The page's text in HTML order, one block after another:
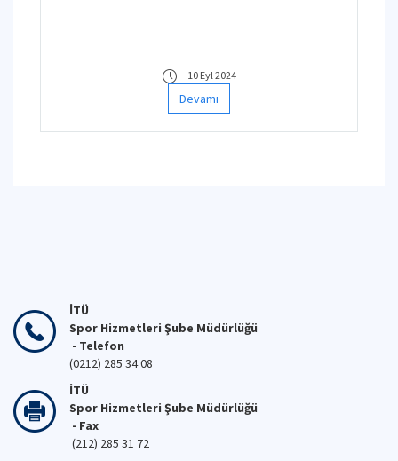
10 Eyl 2024
Devamı
İTÜ
Spor Hizmetleri Şube Müdürlüğü
- Telefon
(0212) 285 34 08
İTÜ
Spor Hizmetleri Şube Müdürlüğü
- Fax
(212) 285 31 72